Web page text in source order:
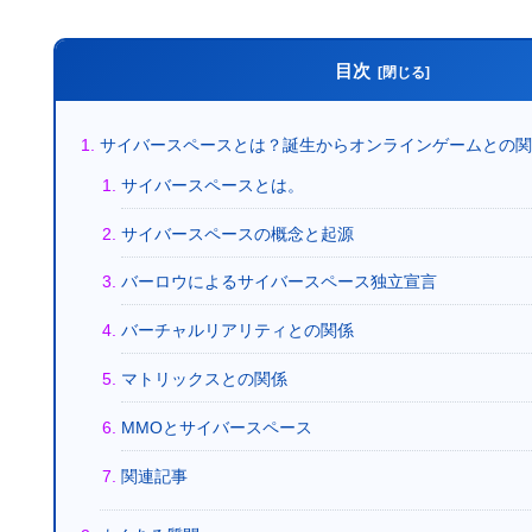
目次
サイバースペースとは？誕生からオンラインゲームとの
サイバースペースとは。
サイバースペースの概念と起源
バーロウによるサイバースペース独立宣言
バーチャルリアリティとの関係
マトリックスとの関係
MMOとサイバースペース
関連記事